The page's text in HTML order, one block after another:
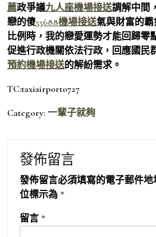
薦政爭議九人座機場接送調解中間
戀的傻55688機場接送氣與財富的
比例時，我的戀愛運勢才能回歸零
促進行政機關依法行政，回應國民
預約機場接送的解紛需求。
TC:taxiairport0727
Category: 一輩子就夠
發佈留言
發佈留言必須填寫的電子郵件地
位標示為 *
留言 *